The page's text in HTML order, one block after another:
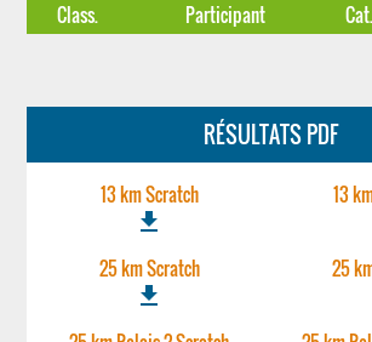
Class. Participant Cat.
RÉSULTATS PDF
13 km Scratch
file_download
13
25 km Scratch
file_download
25